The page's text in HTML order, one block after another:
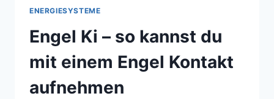
ENERGIESYSTEME
Engel Ki – so kannst du
mit einem Engel Kontakt
aufnehmen